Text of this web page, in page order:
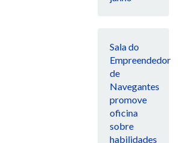
Sala do
Empreendedor
de
Navegantes
promove
oficina
sobre
habilidades